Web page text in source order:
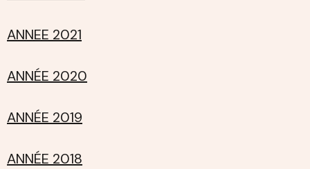
ANNEE 2021
ANNÉE 2020
ANNÉE 2019
ANNÉE 2018